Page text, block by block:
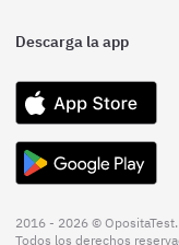
Descarga la app
2016 - 2026 © OpositaTest.
Todos los derechos